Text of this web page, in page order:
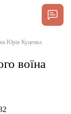
Юрія Куценка
воїна